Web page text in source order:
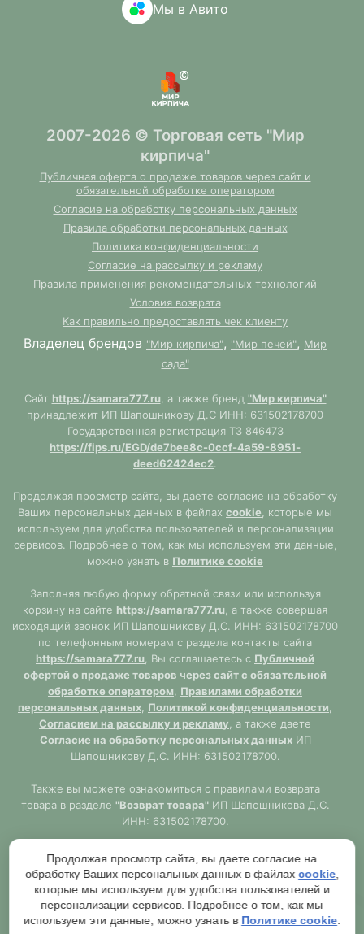
Мы в Авито
2007-2026 © Торговая сеть "Мир
кирпича"
Публичная оферта о продаже товаров через сайт и
обязательной обработке оператором
Согласие на обработку персональных данных
Правила обработки персональных данных
Политика конфиденциальности
Согласие на рассылку и рекламу
Правила применения рекомендательных технологий
Условия возврата
Как правильно предоставлять чек клиенту
Владелец брендов "Мир кирпича", "Мир печей", Мир
сада"
Сайт https://samara777.ru, а также бренд "Мир кирпича"
принадлежит ИП Шапошникову Д.С ИНН: 631502178700
Государственная регистрация ТЗ 846473
https://fips.ru/EGD/de7bee8c-0ccf-4a59-8951-
deed62424ec2.
Продолжая просмотр сайта, вы даете согласие на обработку
Ваших персональных данных в файлах cookie , которые мы
используем для удобства пользователей и персонализации
сервисов. Подробнее о том, как мы используем эти данные,
можно узнать в Политике cookie
Заполняя любую форму обратной связи или используя
корзину на сайте https://samara777.ru , а также совершая
исходящий звонок ИП Шапошникову Д.С. ИНН: 631502178700
по телефонным номерам с раздела контакты сайта
https://samara777.ru , Вы соглашаетесь с Публичной
офертой о продаже товаров через сайт с обязательной
обработке оператором
Правилами обработки
персональных данных Политикой конфиденциальности
Согласием на рассылку и рекламу , а также даете
Согласие на обработку персональных данныхИП
Шапошникову Д.С. ИНН: 631502178700.
Также вы можете ознакомиться с правилами возврата
товара в разделе "Возврат товара"ИП Шапошникова Д.С.
ИНН: 631502178700.
https://samara777.ru
не является публичной офертой,
ВСЯ информация размещена в ознакомительных целях.
Согласно правилам описанным в разделе"Публичная
оферта"публичная оферта используется только при
обязательном оформлении заказа через Оператора сайта
Продолжая просмотр сайта, вы даете согласие на
обработку Ваших персональных данных в файлах cookie
которые мы используем для удобства пользователей и
персонализации сервисов. Подробнее о том, как мы
используем эти данные, можно узнать в Политике cookie